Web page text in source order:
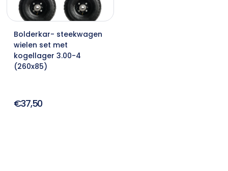
Bolderkar- steekwagen
wielen set met
kogellager 3.00-4
(260x85)
€37,50